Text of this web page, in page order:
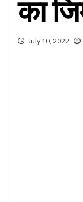
का
July 10, 2022